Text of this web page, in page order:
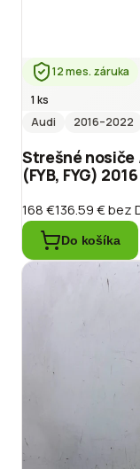
12 mes. záruka
1 ks
Audi
2016–2022
Strešné nosiče
(FYB, FYG)
168 €136.59 €bez
Do košíka